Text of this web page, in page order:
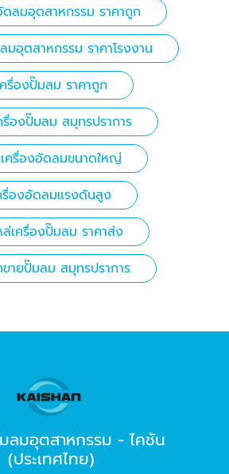
ดลมอุตสาหกรรม ราคาถูก
มอุตสาหกรรม ราคาโรงงาน
รื่องปั๊มลม ราคาถูก
รื่องปั๊มลม สมุทรปราการ
ครื่องอัดลมขนาดใหญ่
รื่องอัดลมแรงดันสูง
ล่เครื่องปั๊มลม ราคาส่ง
ายปั๊มลม สมุทรปราการ
ลมอุตสาหกรรม - ไคชัน
(ประเทศไทย)